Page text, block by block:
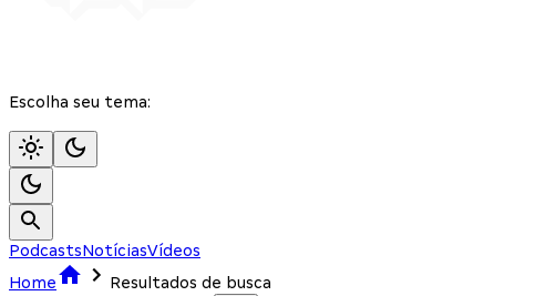
Escolha seu tema:
PodcastsNotíciasVídeos
Home
Resultados de busca